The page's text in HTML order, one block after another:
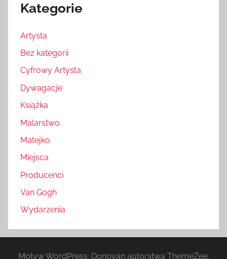
Kategorie
Artysta
Bez kategorii
Cyfrowy Artysta
Dywagacje
Książka
Malarstwo
Matejko
Miejsca
Producenci
Van Gogh
Wydarzenia
Motyw WordPress: Donovan autorstwa ThemeZee.